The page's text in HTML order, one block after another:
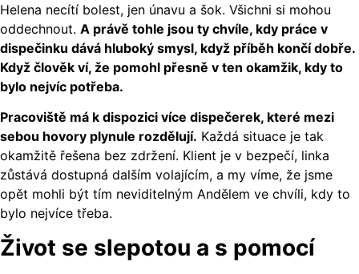
Helena necítí bolest, jen únavu a šok. Všichni si mohou
oddechnout. A právě tohle jsou ty chvíle, kdy práce v
dispečinku dává hluboký smysl, když příběh končí dobře.
Když člověk ví, že pomohl přesně v ten okamžik, kdy to
bylo nejvíc potřeba.
Pracoviště má k dispozici více dispečerek, které mezi
sebou hovory plynule rozdělují. Každá situace je tak
okamžitě řešena bez zdržení. Klient je v bezpečí, linka
zůstává dostupná dalším volajícím, a my víme, že jsme
opět mohli být tím neviditelným Andělem ve chvíli, kdy to
bylo nejvíce třeba.
Život se slepotou a s pomocí